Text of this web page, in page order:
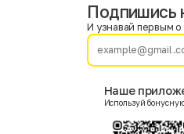
Подпишись
И узнавай первым о
Наше
Используй